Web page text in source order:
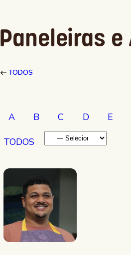
Paneleiras
TODOS
A B C D E
TODOS